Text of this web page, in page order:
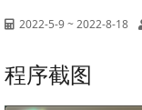
2022-5-9 ~ 2022-8-18
程序截图